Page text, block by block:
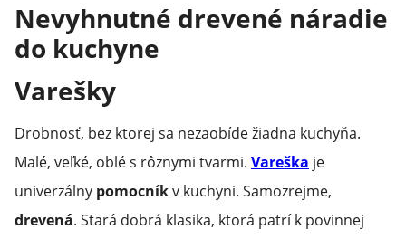
Nevyhnutné drevené náradie
do kuchyne
Varešky
Drobnosť, bez ktorej sa nezaobíde žiadna kuchyňa.
Malé, veľké, oblé s rôznymi tvarmi. Vareška je
univerzálny pomocníkv kuchyni. Samozrejme,
drevená. Stará dobrá klasika, ktorá patrí k povinnej